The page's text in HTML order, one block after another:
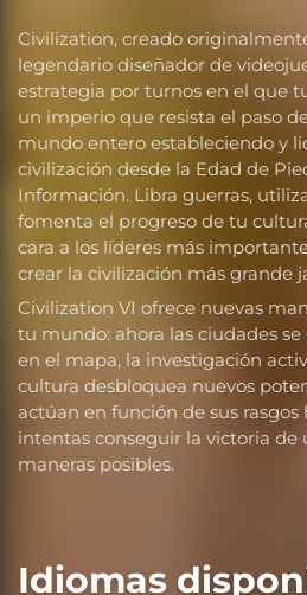
Civilization, creado
legendario diseñador de
estrategia por turnos en el que
un imperio que resista el paso
mundo entero estableciendo y
civilización desde la Edad de
Información. Libra guerras,
fomenta el progreso de tu
cara a los líderes más
crear la civilización más grande
Civilization VI ofrece nuevas
tu mundo: ahora las ciudades
en el mapa, la investigación
cultura desbloquea nuevos
actúan en función de sus
intentas conseguir la victoria de
maneras posibles.
Idiomas